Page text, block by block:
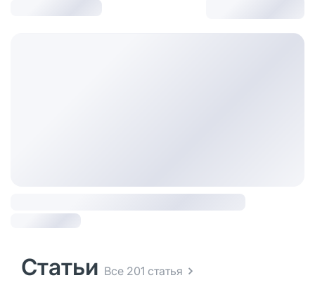
Статьи Все 201 статья